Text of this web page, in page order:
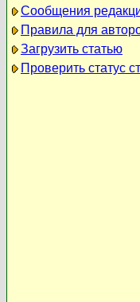
Сообщения
Правила для
Загрузить статью
Проверить статус